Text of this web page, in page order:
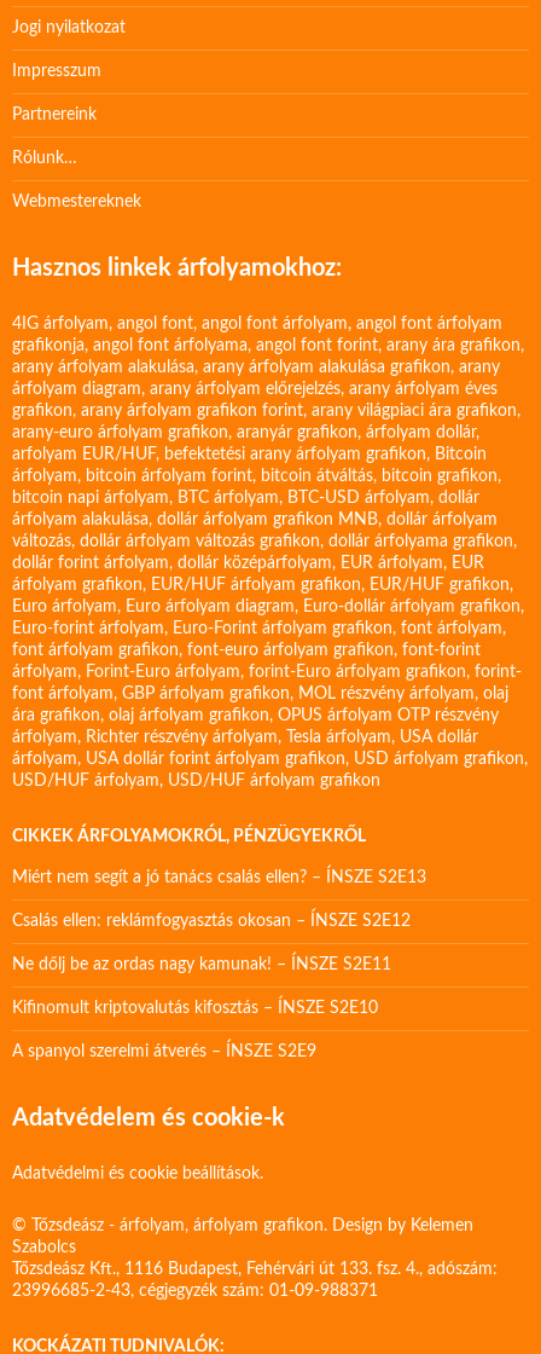
Jogi nyilatkozat
Impresszum
Partnereink
Rólunk…
Webmestereknek
Hasznos linkek árfolyamokhoz:
4IG árfolyam, angol font, angol font árfolyam, angol font árfolyam
grafikonja, angol font árfolyama, angol font forint, arany ára grafikon,
arany árfolyam alakulása, arany árfolyam alakulása grafikon, arany
árfolyam diagram, arany árfolyam előrejelzés, arany árfolyam éves
grafikon, arany árfolyam grafikon forint, arany világpiaci ára grafikon,
arany-euro árfolyam grafikon, aranyár grafikon, árfolyam dollár,
arfolyam EUR/HUF, befektetési arany árfolyam grafikon, Bitcoin
árfolyam, bitcoin árfolyam forint, bitcoin átváltás, bitcoin grafikon,
bitcoin napi árfolyam, BTC árfolyam, BTC-USD árfolyam, dollár
árfolyam alakulása, dollár árfolyam grafikon MNB, dollár árfolyam
változás, dollár árfolyam változás grafikon, dollár árfolyama grafikon,
dollár forint árfolyam, dollár középárfolyam, EUR árfolyam, EUR
árfolyam grafikon, EUR/HUF árfolyam grafikon, EUR/HUF grafikon,
Euro árfolyam, Euro árfolyam diagram, Euro-dollár árfolyam grafikon,
Euro-forint árfolyam, Euro-Forint árfolyam grafikon, font árfolyam,
font árfolyam grafikon, font-euro árfolyam grafikon, font-forint
árfolyam, Forint-Euro árfolyam, forint-Euro árfolyam grafikon, forint-
font árfolyam, GBP árfolyam grafikon, MOL részvény árfolyam, olaj
ára grafikon, olaj árfolyam grafikon, OPUS árfolyam OTP részvény
árfolyam, Richter részvény árfolyam, Tesla árfolyam, USA dollár
árfolyam, USA dollár forint árfolyam grafikon, USD árfolyam grafikon,
USD/HUF árfolyam, USD/HUF árfolyam grafikon
CIKKEK ÁRFOLYAMOKRÓL, PÉNZÜGYEKRŐL
Miért nem segít a jó tanács csalás ellen? – ÍNSZE S2E13
Csalás ellen: reklámfogyasztás okosan – ÍNSZE S2E12
Ne dőlj be az ordas nagy kamunak! – ÍNSZE S2E11
Kifinomult kriptovalutás kifosztás – ÍNSZE S2E10
A spanyol szerelmi átverés – ÍNSZE S2E9
Adatvédelem és cookie-k
Adatvédelmi és cookie beállítások.
© Tőzsdeász - árfolyam, árfolyam grafikon. Design by Kelemen
Szabolcs
Tőzsdeász Kft., 1116 Budapest, Fehérvári út 133. fsz. 4., adószám:
23996685-2-43, cégjegyzék szám: 01-09-988371
KOCKÁZATI TUDNIVALÓK: